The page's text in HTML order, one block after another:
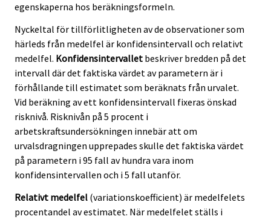
egenskaperna hos beräkningsformeln.
Nyckeltal för tillförlitligheten av de observationer som
härleds från medelfel är konfidensintervall och relativt
medelfel. Konfidensintervallet beskriver bredden på det
intervall där det faktiska värdet av parametern är i
förhållande till estimatet som beräknats från urvalet.
Vid beräkning av ett konfidensintervall fixeras önskad
risknivå. Risknivån på 5 procent i
arbetskraftsundersökningen innebär att om
urvalsdragningen upprepades skulle det faktiska värdet
på parametern i 95 fall av hundra vara inom
konfidensintervallen och i 5 fall utanför.
Relativt medelfel (variationskoefficient) är medelfelets
procentandel av estimatet. När medelfelet ställs i